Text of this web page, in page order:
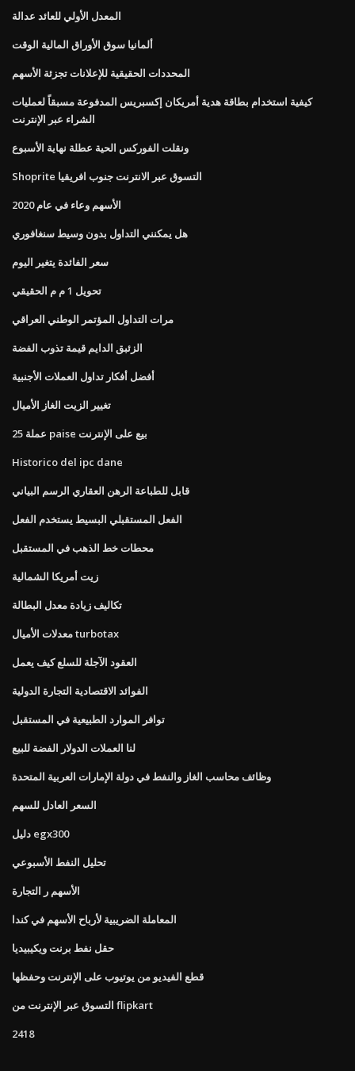
المعدل الأولي للعائد عدالة
ألمانيا سوق الأوراق المالية الوقت
المحددات الحقيقية للإعلانات تجزئة الأسهم
كيفية استخدام بطاقة هدية أمريكان إكسبريس المدفوعة مسبقاً لعمليات
الشراء عبر الإنترنت
ونقلت الفوركس الحية عطلة نهاية الأسبوع
Shoprite التسوق عبر الانترنت جنوب افريقيا
الأسهم وعاء في عام 2020
هل يمكنني التداول بدون وسيط سنغافوري
سعر الفائدة يتغير اليوم
تحويل 1 م م الحقيقي
مرات التداول المؤتمر الوطني العراقي
الزئبق الدايم قيمة تذوب الفضة
أفضل أفكار تداول العملات الأجنبية
تغيير الزيت الغاز الأميال
25 عملة paise بيع على الإنترنت
Historico del ipc dane
قابل للطباعة الرهن العقاري الرسم البياني
الفعل المستقبلي البسيط يستخدم الفعل
محطات خط الذهب في المستقبل
زيت أمريكا الشمالية
تكاليف زيادة معدل البطالة
معدلات الأميال turbotax
العقود الآجلة للسلع كيف يعمل
الفوائد الاقتصادية التجارة الدولية
توافر الموارد الطبيعية في المستقبل
لنا العملات الدولار الفضة للبيع
وظائف محاسب الغاز والنفط في دولة الإمارات العربية المتحدة
السعر العادل للسهم
دليل egx300
تحليل النفط الأسبوعي
الأسهم ر التجارة
المعاملة الضريبية لأرباح الأسهم في كندا
حقل نفط برنت ويكيبيديا
قطع الفيديو من يوتيوب على الإنترنت وحفظها
التسوق عبر الإنترنت من flipkart
2418